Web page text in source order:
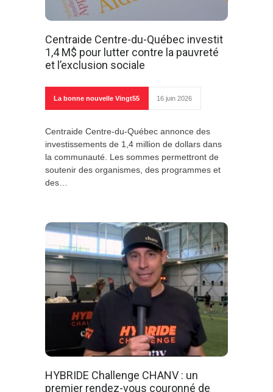
Centraide Centre-du-Québec investit
1,4 M$ pour lutter contre la pauvreté
et l’exclusion sociale
La bonne nouvelle Vingt55 16 juin 2026
Centraide Centre-du-Québec annonce des
investissements de 1,4 million de dollars dans
la communauté. Les sommes permettront de
soutenir des organismes, des programmes et
des…
HYBRIDE Challenge CHANV : un
premier rendez-vous couronné de